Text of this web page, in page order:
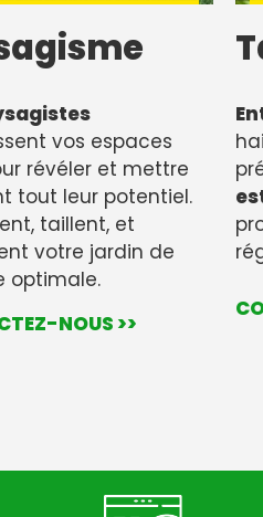
vos espaces
révéler et mettre
tout leur potentiel.
taillent, et
votre jardin de
optimale.
NOUS >>